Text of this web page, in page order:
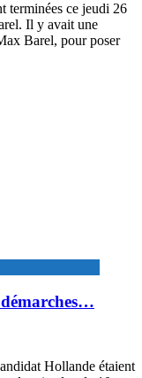
terminées ce jeudi 26
Il y avait une
Barel, pour poser
Hollande étaient